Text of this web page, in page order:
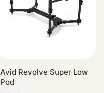
Avid Revolve Super Low
Pod